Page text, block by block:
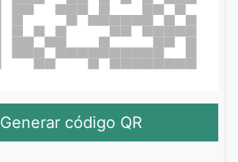
Generar código QR